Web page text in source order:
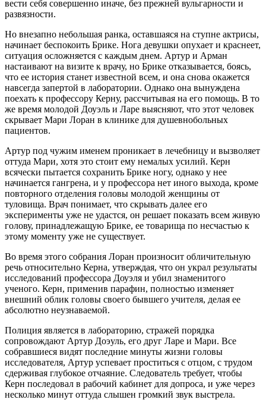
вести себя совершенно иначе, без прежней вульгарности и
развязности.
Но внезапно небольшая ранка, оставшаяся на ступне актрисы,
начинает беспокоить Брике. Нога девушки опухает и краснеет,
ситуация осложняется с каждым днем. Артур и Арман
настаивают на визите к врачу, но Брике отказывается, боясь,
что ее история станет известной всем, и она снова окажется
навсегда запертой в лаборатории. Однако она вынуждена
поехать к профессору Керну, рассчитывая на его помощь. В то
же время молодой Доуэль и Ларе выясняют, что этот человек
скрывает Мари Лоран в клинике для душевнобольных
пациентов.
Артур под чужим именем проникает в лечебницу и вызволяет
оттуда Мари, хотя это стоит ему немалых усилий. Керн
всячески пытается сохранить Брике ногу, однако у нее
начинается гангрена, и у профессора нет иного выхода, кроме
повторного отделения головы молодой женщины от
туловища. Врач понимает, что скрывать далее его
эксперименты уже не удастся, он решает показать всем живую
голову, принадлежащую Брике, ее товарища по несчастью к
этому моменту уже не существует.
Во время этого собрания Лоран произносит обличительную
речь относительно Керна, утверждая, что он украл результаты
исследований профессора Доуэля и убил знаменитого
ученого. Керн, применив парафин, полностью изменяет
внешний облик головы своего бывшего учителя, делая ее
абсолютно неузнаваемой.
Полиция является в лабораторию, стражей порядка
сопровождают Артур Доэуль, его друг Ларе и Мари. Все
собравшиеся видят последние минуты жизни головы
исследователя, Артур успевает проститься с отцом, с трудом
сдерживая глубокое отчаяние. Следователь требует, чтобы
Керн последовал в рабочий кабинет для допроса, и уже через
несколько минут оттуда слышен громкий звук выстрела.